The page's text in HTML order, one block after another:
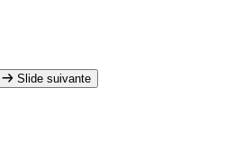
Slide suivante